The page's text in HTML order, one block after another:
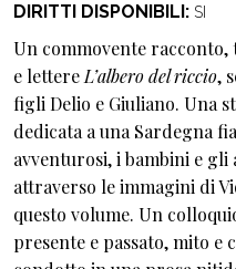
DIRITTI DISPONIBILI SI
Un commovente
e lettereL’albero del riccio,
figli Delio e Giuliano. Una
dedicata a una Sardegna
avventurosi, i bambini e
attraverso le immagini di
questo volume. Un
presente e passato, mito e